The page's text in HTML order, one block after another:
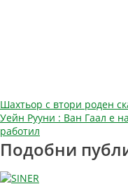
Навигация
Шахтьор с втори роден
Уейн Рууни : Ван Гаал е
работил
Подобни